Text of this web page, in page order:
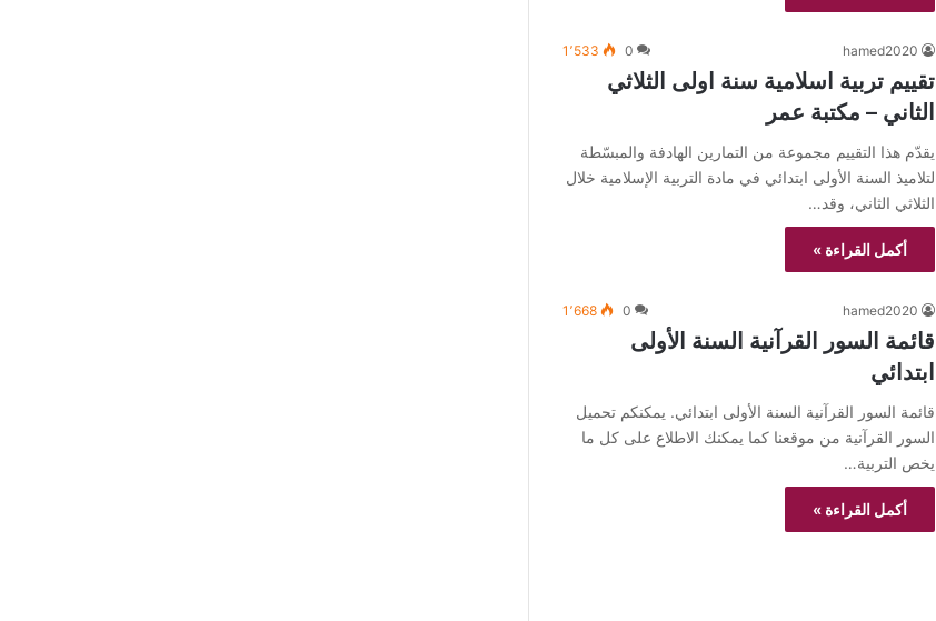
hamed2020
0 1٬533
تقييم تربية اسلامية سنة اولى الثلاثي
الثاني – مكتبة عمر
يقدّم هذا التقييم مجموعة من التمارين الهادفة والمبسّطة
لتلاميذ السنة الأولى ابتدائي في مادة التربية الإسلامية خلال
الثلاثي الثاني، وقد…
أكمل القراءة »
hamed2020
0 1٬668
قائمة السور القرآنية السنة الأولى
ابتدائي
قائمة السور القرآنية السنة الأولى ابتدائي. يمكنكم تحميل
السور القرآنية من موقعنا كما يمكنك الاطلاع على كل ما
يخص التربية…
أكمل القراءة »